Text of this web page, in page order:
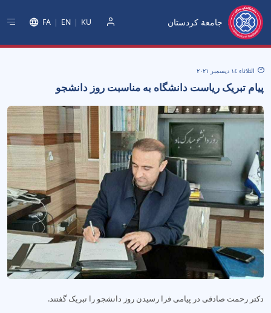
جامعة كردستان FA EN KU
الثلاثاء ١٤ ديسمبر ٢٠٢١
پیام تبریک ریاست دانشگاه به مناسبت روز دانشجو
دکتر رحمت صادقی در پیامی فرا رسیدن روز دانشجو را تبریک گفتند.